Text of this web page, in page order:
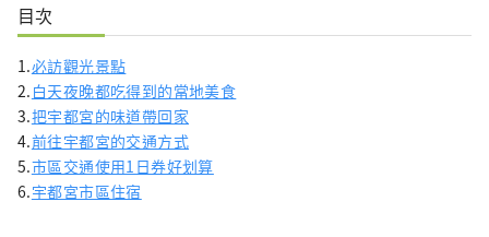
目次
1.必訪觀光景點
2. 白天夜晚都吃得到的當地美食
3.把宇都宮的味道帶回家
4.前往宇都宮的交通方式
5.市區交通使用1日券好划算
6.宇都宮市區住宿